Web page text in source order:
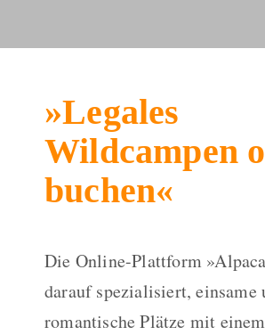
»Legales
Wildcampen
buchen«
Die Online-Plattform
darauf spezialisiert, einsame
romantische Plätze mit einem